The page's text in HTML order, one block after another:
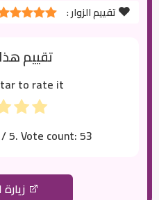
تقييم الزوار :
تقييم
to rate it!
/ 5. Vote count:53